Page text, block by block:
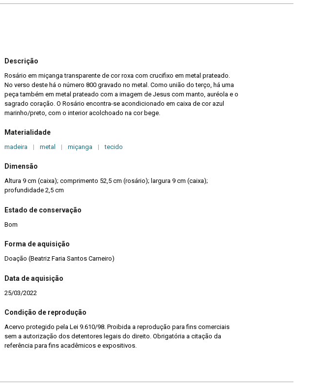
Descrição
Rosário em miçanga transparente de cor roxa com crucifixo em metal prateado.
No verso deste há o número 800 gravado no metal. Como união do terço, há uma
peça também em metal prateado com a imagem de Jesus com manto, auréola e o
sagrado coração. O Rosário encontra-se acondicionado em caixa de cor azul
marinho/preto, com o interior acolchoado na cor bege.
Materialidade
madeira | metal | miçanga | tecido
Dimensão
Altura 9 cm (caixa); comprimento 52,5 cm (rosário); largura 9 cm (caixa);
profundidade 2,5 cm
Estado de conservação
Bom
Forma de aquisição
Doação (Beatriz Faria Santos Carneiro)
Data de aquisição
25/03/2022
Condição de reprodução
Acervo protegido pela Lei 9.610/98. Proibida a reprodução para fins comerciais
sem a autorização dos detentores legais do direito. Obrigatória a citação da
referência para fins acadêmicos e expositivos.